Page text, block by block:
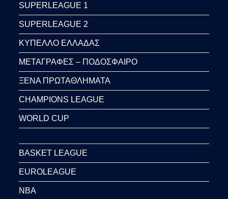
SUPERLEAGUE 1
SUPERLEAGUE 2
ΚΥΠΕΛΛΟ ΕΛΛΑΔΑΣ
ΜΕΤΑΓΡΑΦΕΣ – ΠΟΔΟΣΦΑΙΡΟ
ΞΕΝΑ ΠΡΩΤΑΘΛΗΜΑΤΑ
CHAMPIONS LEAGUE
WORLD CUP
BASKET LEAGUE
EUROLEAGUE
NBA